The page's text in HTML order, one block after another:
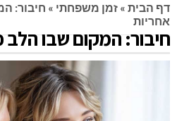
דף הבית » זמן משפחתי » חיבור:
אחריות
חיבור: המקום שבו הלב